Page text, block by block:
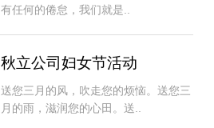
有任何的倦怠，我们就是..
秋立公司妇女节活动
送您三月的风，吹走您的烦恼。送您三
月的雨，滋润您的心田。送..